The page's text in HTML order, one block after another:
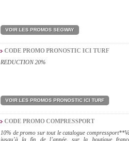
VOIR LES PROMOS SEGWAY
CODE PROMO PRONOSTIC ICI TURF
REDUCTION 20%
VOIR LES PROMOS PRONOSTIC ICI TURF
CODE PROMO COMPRESSPORT
10% de promo sur tout le catalogue
jusqu’à la fin de l’année, sur la boutique